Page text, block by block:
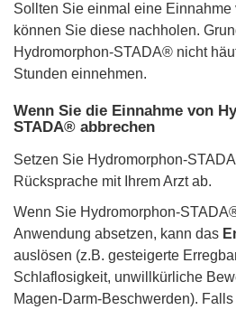
Sollten Sie einmal eine Einnahme
können Sie diese nachholen.
Hydromorphon-STADA® nicht
Stunden einnehmen.
Wenn Sie die Einnahme von
STADA® abbrechen
Setzen Sie Hydromorphon-
Rücksprache mit Ihrem Arzt ab.
Wenn Sie Hydromorphon-
Anwendung absetzen, kann das
auslösen (z.B. gesteigerte
Schlaflosigkeit, unwillkürliche
Magen-Darm-Beschwerden).